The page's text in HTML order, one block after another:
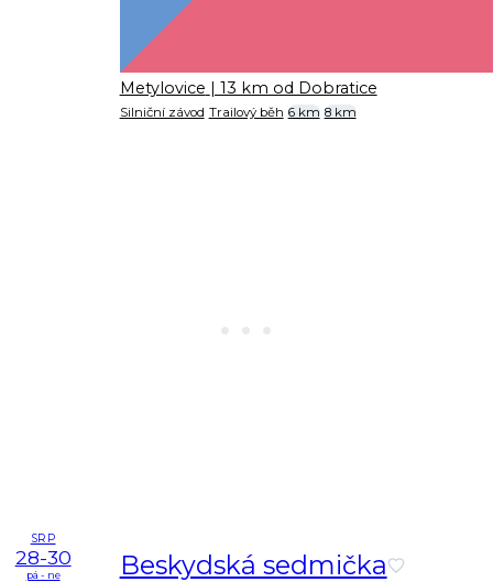
Metylovice | 13 km od Dobratice
Silniční závod Trailový běh 6 km 8 km
SRP
28-30
pá - ne Beskydská sedmička